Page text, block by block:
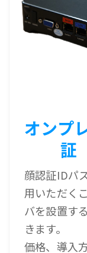
オンプ
証
顔認証IDパ
用いただく
バを設置す
きます。
価格、導入